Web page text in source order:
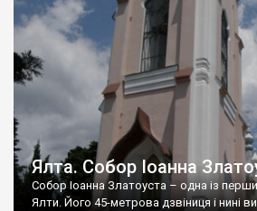
Ялта. Собор Іоанна
Собор Іоанна Златоуста – одна із
Ялти. Його 45-метрова дзвіниця і нині